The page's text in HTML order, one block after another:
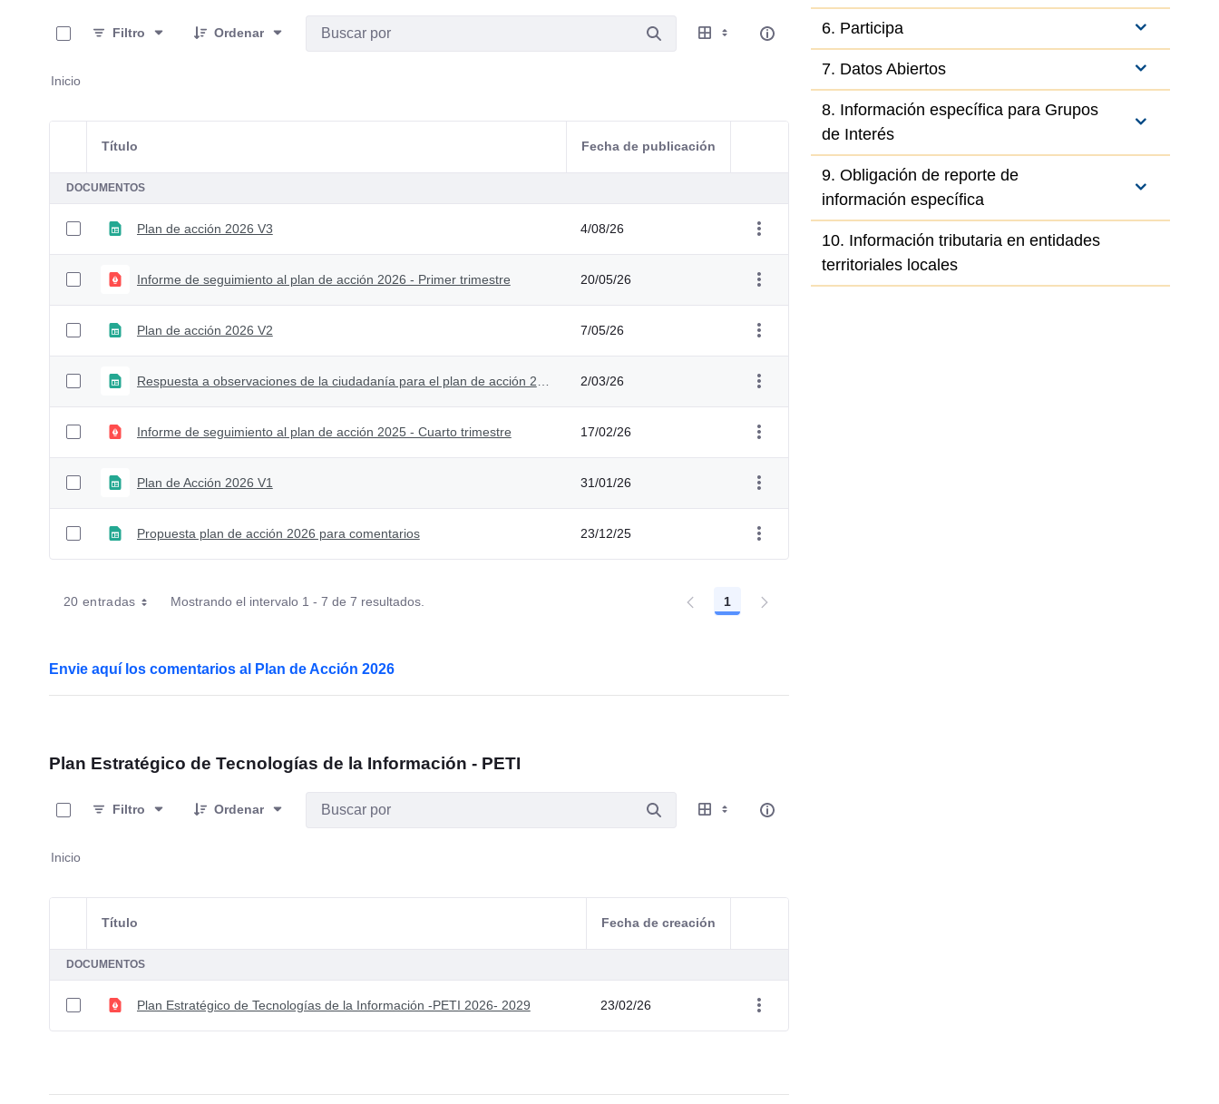
Filtro
Ordenar
Inicio
Selección del elemento
Título Fecha de publicación
Acciones del elemento
DOCUMENTOS
Plan de acción 2026 V3 4/08/26
Informe de seguimiento al plan de acción 2026 - Primer trimestre 20/05/26
Plan de acción 2026 V2 7/05/26
2/03/26
Informe de seguimiento al plan de acción 2025 - Cuarto trimestre 17/02/26
Plan de Acción 2026 V1 31/01/26
Propuesta plan de acción 2026 para comentarios 23/12/25
20 entradas Mostrando el intervalo 1 - 7 de 7 resultados. Página
1
Envie aquí los comentarios al Plan de Acción 2026
Plan Estratégico de Tecnologías de la Información - PETI
Filtro
Ordenar
Inicio
Selección del elemento
Título Fecha de creación
DOCUMENTOS
Plan Estratégico de Tecnologías de la Información -PETI 2026- 2029 23/02/26
6. Participa
7. Datos Abiertos
8. Información específica para Grupos
de Interés
9. Obligación de reporte de
información específica
10. Información tributaria en entidades
territoriales locales